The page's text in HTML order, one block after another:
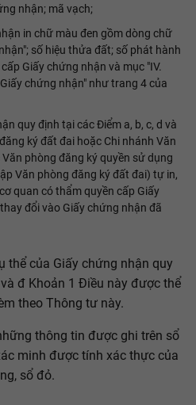
nhận; mã vạch;
in chữ màu đen gồm dòng chữ
số hiệu thửa đất; số phát hành
Giấy chứng nhận và mục "IV.
chứng nhận" như trang 4 của
quy định tại các Điểm a, b, c, d và
ký đất đai hoặc Chi nhánh Văn
phòng đăng ký quyền sử dụng
Văn phòng đăng ký đất đai) tự in,
quan có thẩm quyền cấp Giấy
đổi vào Giấy chứng nhận đã
thể của Giấy chứng nhận quy
đ Khoản 1 Điều này được thể
theo Thông tư này.
thông tin được ghi trên sổ
minh được tính xác thực của
sổ đỏ.